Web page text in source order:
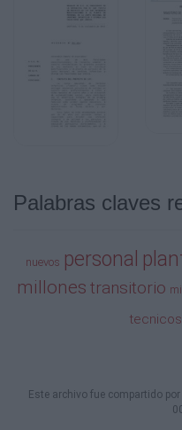
Palabras claves
nuevos personal
millones transitorio
tecnicos
Este archivo fue compartido